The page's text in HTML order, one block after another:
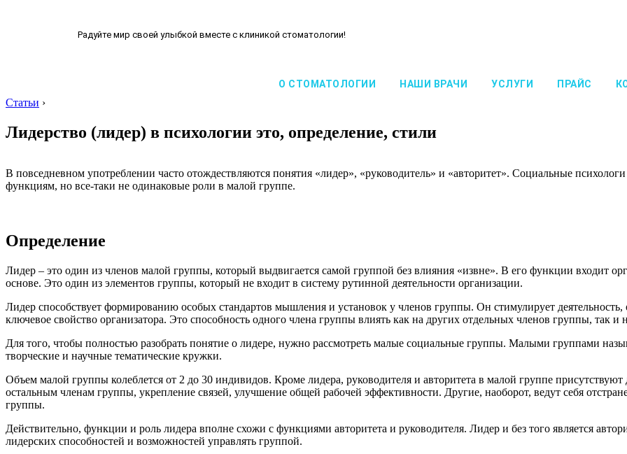
Радуйте мир своей улыбкой вместе с клиникой стоматологии!
О СТОМАТОЛОГИИ НАШИ ВРАЧИ УСЛУГИ ПРАЙС
Статьи ›
Лидерство (лидер) в психологии это, определение, стили
В повседневном употреблении часто отождествляются понятия «лидер», «руководитель» и «авторитет». Социальные
функциям, но все-таки не одинаковые роли в малой группе.
Определение
Лидер – это один из членов малой группы, который выдвигается самой группой без влияния «извне». В его функции входит
основе. Это один из элементов группы, который не входит в систему рутинной деятельности организации.
Лидер способствует формированию особых стандартов мышления и установок у членов группы. Он стимулирует
ключевое свойство организатора. Это способность одного члена группы влиять как на других отдельных членов группы, так
Для того, чтобы полностью разобрать понятие о лидере, нужно рассмотреть малые социальные группы. Малыми группами
творческие и научные тематические кружки.
Объем малой группы колеблется от 2 до 30 индивидов. Кроме лидера, руководителя и авторитета в малой группе
остальным членам группы, укрепление связей, улучшение общей рабочей эффективности. Другие, наоборот, ведут себя
группы.
Действительно, функции и роль лидера вполне схожи с функциями авторитета и руководителя. Лидер и без того является
лидерских способностей и возможностей управлять группой.